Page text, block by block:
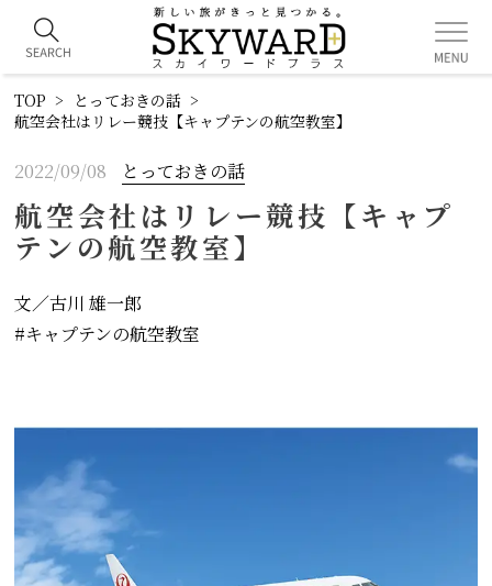
TOP
とっておきの話
航空会社はリレー競技【キャプテンの航空教室】
2022/09/08 とっておきの話
航空会社はリレー競技【キャプ
テンの航空教室】
文／古川 雄一郎
キャプテンの航空教室